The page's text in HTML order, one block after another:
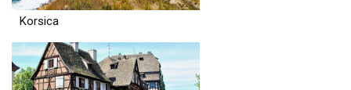
Korsica